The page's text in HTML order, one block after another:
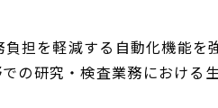
を軽減する自動化機能を
の研究・検査業務における